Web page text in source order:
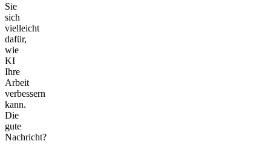
Sie
sich
vielleicht
dafür,
wie
KI
Ihre
Arbeit
verbessern
kann.
Die
gute
Nachricht?